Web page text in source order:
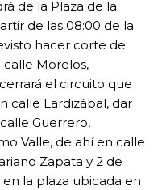
de la Plaza de la
de las 08:00 de la
hacer corte de
Morelos,
el circuito que
calle Lardizábal, dar
Guerrero,
Valle, de ahí en calle
Zapata y 2 de
la plaza ubicada en